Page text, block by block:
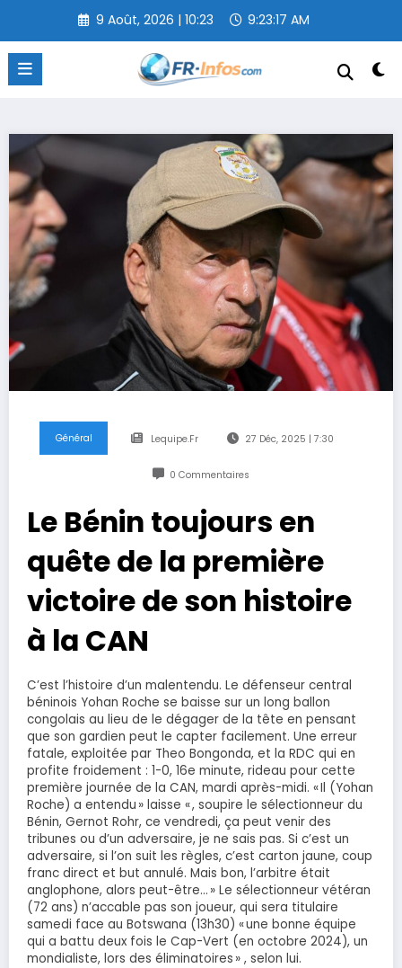
contenu
9 Août, 2026 | 10:23 9:23:18 AM
Général Lequipe.fr 27 Déc, 2025 | 7:30
0 Commentaires
Le Bénin toujours en
quête de la première
victoire de son histoire
à la CAN
C’est l’histoire d’un malentendu. Le défenseur central
béninois Yohan Roche se baisse sur un long ballon
congolais au lieu de le dégager de la tête en pensant
que son gardien peut le capter facilement. Une erreur
fatale, exploitée par Theo Bongonda, et la RDC qui en
profite froidement : 1-0, 16e minute, rideau pour cette
première journée de la CAN, mardi après-midi. « Il (Yohan
Roche) a entendu » laisse « , soupire le sélectionneur du
Bénin, Gernot Rohr, ce vendredi, ça peut venir des
tribunes ou d’un adversaire, je ne sais pas. Si c’est un
adversaire, si l’on suit les règles, c’est carton jaune, coup
franc direct et but annulé. Mais bon, l’arbitre était
anglophone, alors peut-être… » Le sélectionneur vétéran
(72 ans) n’accable pas son joueur, qui sera titulaire
samedi face au Botswana (13h30) « une bonne équipe
qui a battu deux fois le Cap-Vert (en octobre 2024), un
mondialiste, lors des éliminatoires » , selon lui.